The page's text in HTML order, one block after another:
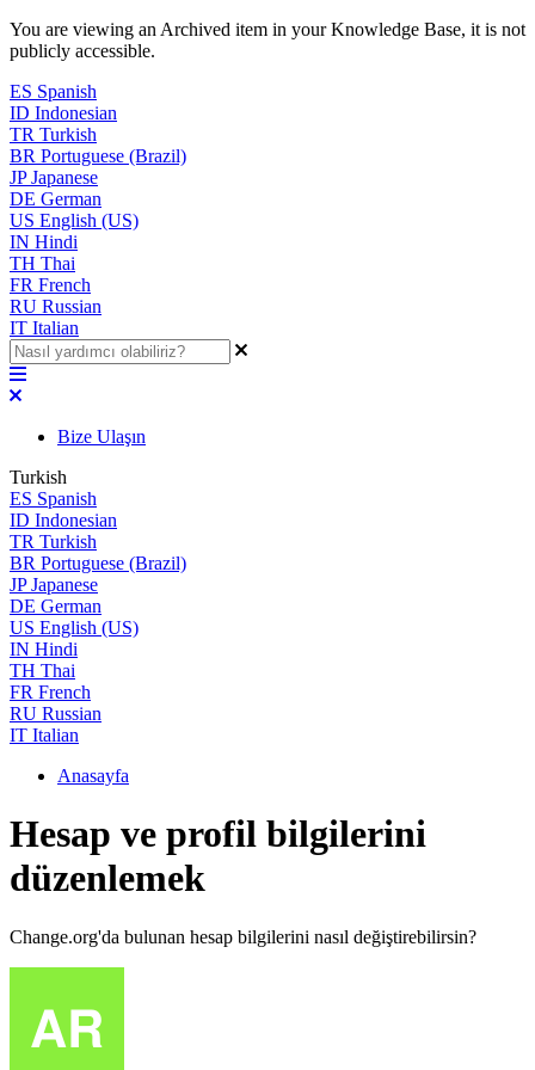
You are viewing an Archived item in your Knowledge Base, it is not
publicly accessible.
ES Spanish
ID Indonesian
TR Turkish
BR Portuguese (Brazil)
JP Japanese
DE German
US English (US)
IN Hindi
TH Thai
FR French
RU Russian
IT Italian
Bize Ulaşın
Turkish
ES Spanish
ID Indonesian
TR Turkish
BR Portuguese (Brazil)
JP Japanese
DE German
US English (US)
IN Hindi
TH Thai
FR French
RU Russian
IT Italian
Anasayfa
Hesap ve profil bilgilerini
düzenlemek
Change.org'da bulunan hesap bilgilerini nasıl değiştirebilirsin?